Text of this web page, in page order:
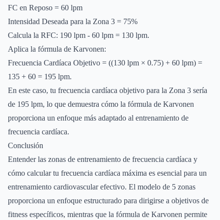
FC en Reposo = 60 lpm
Intensidad Deseada para la Zona 3 = 75%
Calcula la RFC: 190 lpm - 60 lpm = 130 lpm.
Aplica la fórmula de Karvonen:
Frecuencia Cardíaca Objetivo = ((130 lpm × 0.75) + 60 lpm) =
135 + 60 = 195 lpm.
En este caso, tu frecuencia cardíaca objetivo para la Zona 3 sería
de 195 lpm, lo que demuestra cómo la fórmula de Karvonen
proporciona un enfoque más adaptado al entrenamiento de
frecuencia cardíaca.
Conclusión
Entender las zonas de entrenamiento de frecuencia cardíaca y
cómo calcular tu frecuencia cardíaca máxima es esencial para un
entrenamiento cardiovascular efectivo. El modelo de 5 zonas
proporciona un enfoque estructurado para dirigirse a objetivos de
fitness específicos, mientras que la fórmula de Karvonen permite